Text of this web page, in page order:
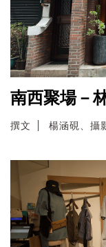
南西聚場－
撰文 楊涵硯、攝